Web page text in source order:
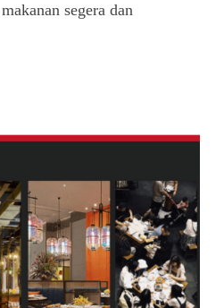
segera dan